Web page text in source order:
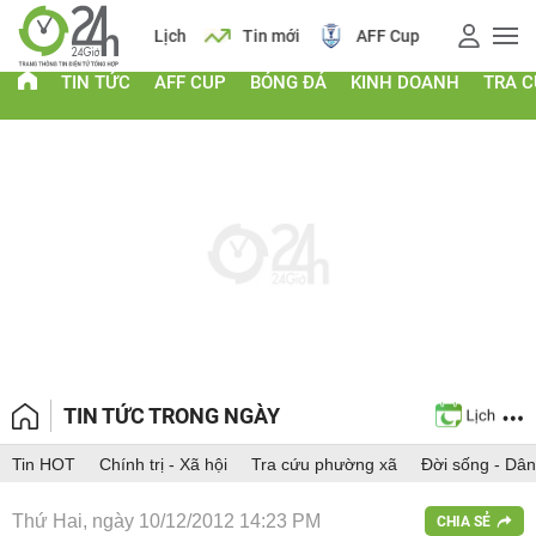
Lịch Tin mới AFF Cup Điểm chuẩn 2026
TIN TỨC AFF CUP BÓNG ĐÁ KINH DOANH TRA
TIN TỨC TRONG NGÀY
Tin HOT Chính trị - Xã hội Tra cứu phường xã Đời sống -
Thứ Hai, ngày 10/12/2012 14:23 PM CHIA SẺ